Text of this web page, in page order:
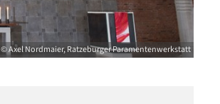
© Axel Nordmaier, Ratzeburger Paramentenwerkstatt